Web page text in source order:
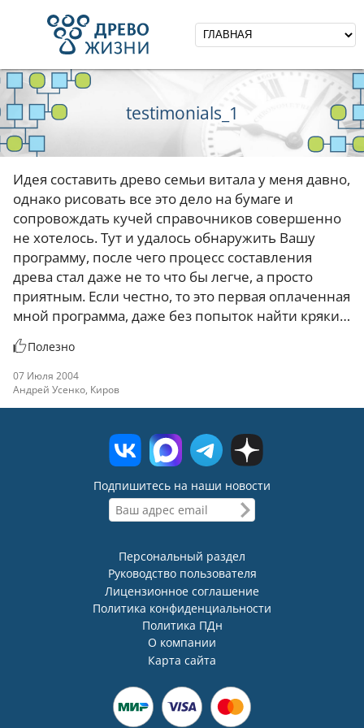
testimonials_1
Идея составить древо семьи витала у меня давно,
однако рисовать все это дело на бумаге и
сопровождать кучей справочников совершенно
не хотелось. Тут и удалось обнаружить Вашу
программу, после чего процесс составления
древа стал даже не то что бы легче, а просто
приятным. Если честно, то это первая оплаченная
мной программа, даже без попыток найти кряки…
Полезно
07 Июля 2004
Андрей Усенко, Киров
Подпишитесь на наши новости
Персональный раздел
Руководство пользователя
Лицензионное соглашение
Политика конфиденциальности
Политика ПДн
О компании
Карта сайта